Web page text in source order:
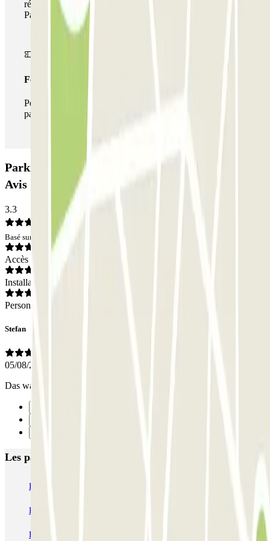
réseau de parkings de cet opérateur disponible sur
Parclick.
Forfait illimité
Pendant votre séjour, vous pouvez entrer et sortir du
parking aussi souvent que vous le souhaitez.
Parking Hippodrome - Porte d'Auteuil Zenpark:
Avis
3.3
Basé sur 1 avis
Accès
Installations
Personnel
Stefan
05/08/2026
Das war schon ziemlich eng
Les parkings les mieux notés à Paris
Bastille - Saint-Antoine
Parkélis Lefebvre
Forum des Halles-Rambuteau